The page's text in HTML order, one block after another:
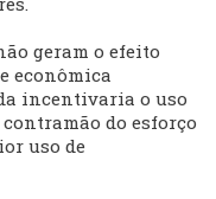
geram o efeito
econômica
incentivaria o uso
do esforço
uso de